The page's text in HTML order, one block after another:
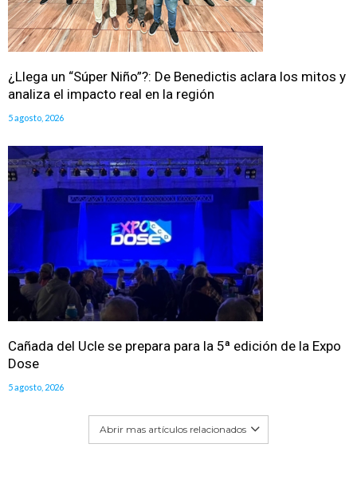
¿Llega un “Súper Niño”?: De Benedictis aclara los mitos y
analiza el impacto real en la región
5 agosto, 2026
Cañada del Ucle se prepara para la 5ª edición de la Expo
Dose
5 agosto, 2026
Abrir mas artículos relacionados